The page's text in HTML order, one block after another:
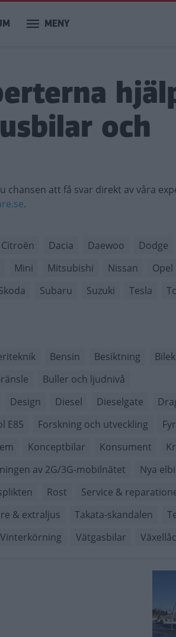
MENY
och
att få svar direkt av våra
.
Citroën Dacia Daewoo Dodge
Mini Mitsubishi Nissan Opel
Subaru Suzuki Tesla
Bensin Besiktning
Buller och ljudnivå
Design Diesel Dieselgate
E85 Forskning och utveckling
Konceptbilar Konsument
av 2G/3G-mobilnätet
Nya
Rost
Service &
& extraljus Takata-skandalen
Vinterkörning Vätgasbilar